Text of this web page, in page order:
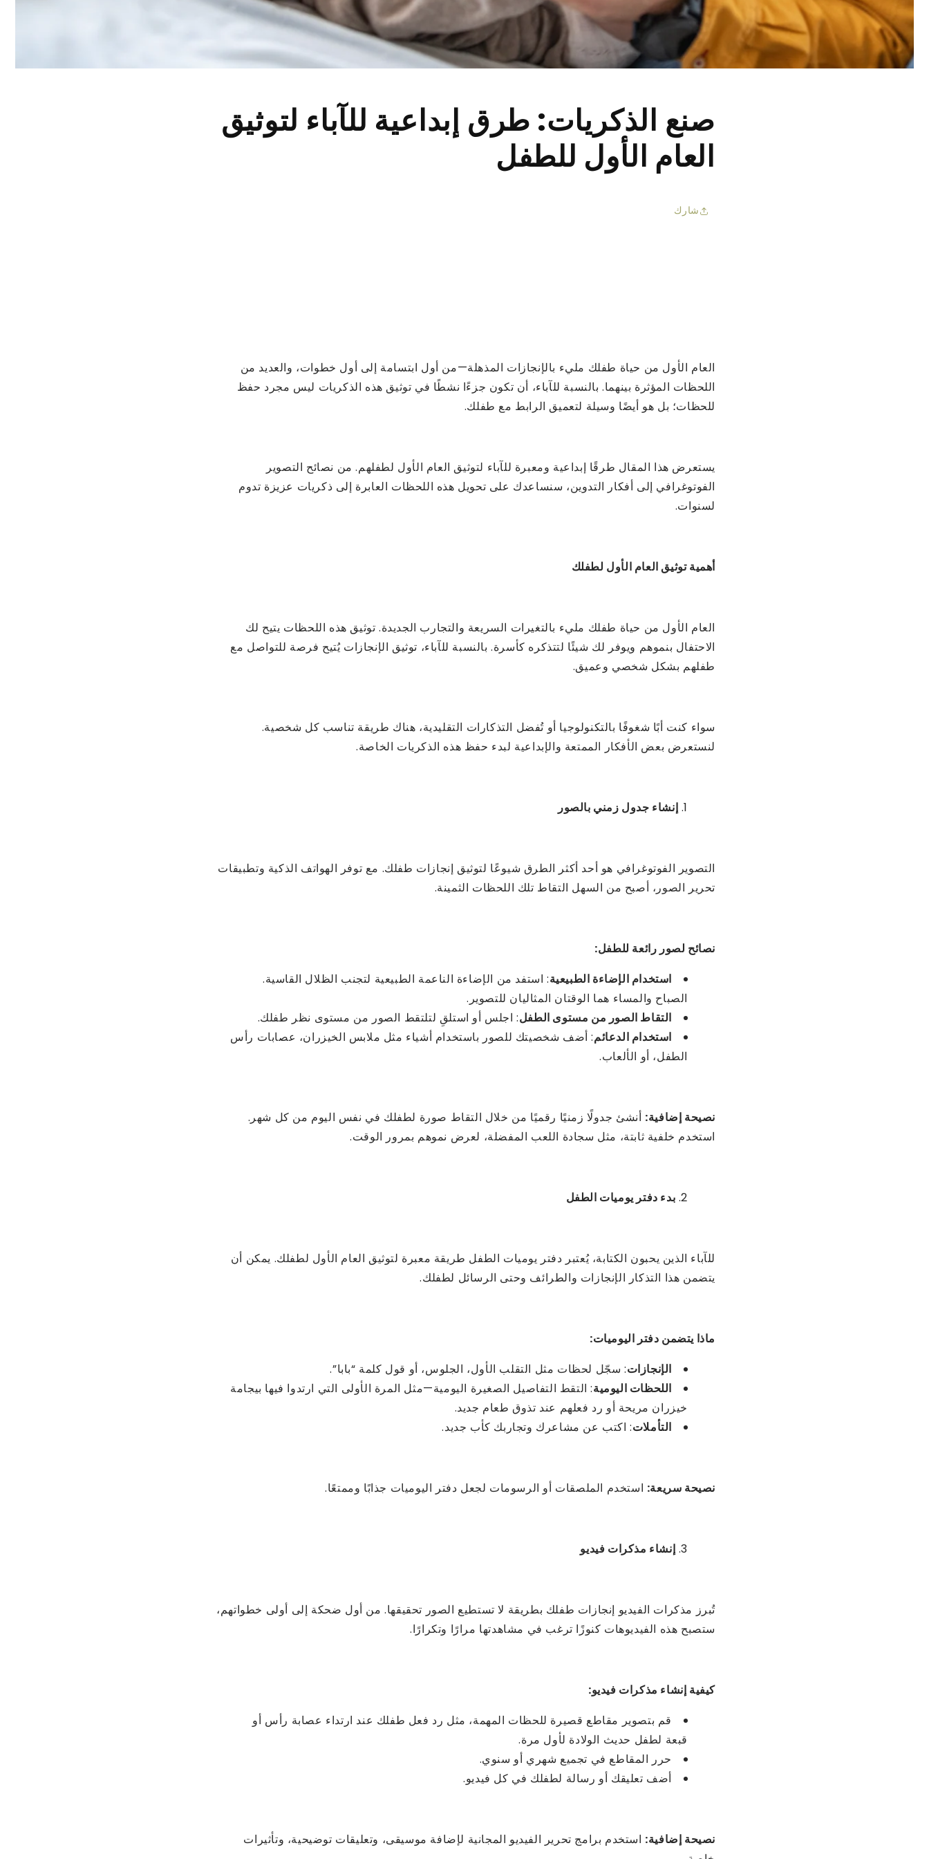
صنع الذكريات: طرق إبداعية للآباء لتوثيق
العام الأول للطفل
شارك
العام الأول من حياة طفلك مليء بالإنجازات المذهلة—من أول ابتسامة إلى أول خطوات، والعديد من
اللحظات المؤثرة بينهما. بالنسبة للآباء، أن تكون جزءًا نشطًا في توثيق هذه الذكريات ليس مجرد حفظ
للحظات؛ بل هو أيضًا وسيلة لتعميق الرابط مع طفلك.
يستعرض هذا المقال طرقًا إبداعية ومعبرة للآباء لتوثيق العام الأول لطفلهم. من نصائح التصوير
الفوتوغرافي إلى أفكار التدوين، سنساعدك على تحويل هذه اللحظات العابرة إلى ذكريات عزيزة تدوم
لسنوات.
أهمية توثيق العام الأول لطفلك
العام الأول من حياة طفلك مليء بالتغيرات السريعة والتجارب الجديدة. توثيق هذه اللحظات يتيح لك
الاحتفال بنموهم ويوفر لك شيئًا لتتذكره كأسرة. بالنسبة للآباء، توثيق الإنجازات يُتيح فرصة للتواصل مع
طفلهم بشكل شخصي وعميق.
سواء كنت أبًا شغوفًا بالتكنولوجيا أو تُفضل التذكارات التقليدية، هناك طريقة تناسب كل شخصية.
لنستعرض بعض الأفكار الممتعة والإبداعية لبدء حفظ هذه الذكريات الخاصة.
إنشاء جدول زمني بالصور
التصوير الفوتوغرافي هو أحد أكثر الطرق شيوعًا لتوثيق إنجازات طفلك. مع توفر الهواتف الذكية وتطبيقات
تحرير الصور، أصبح من السهل التقاط تلك اللحظات الثمينة.
نصائح لصور رائعة للطفل:
استخدام الإضاءة الطبيعية: استفد من الإضاءة الناعمة الطبيعية لتجنب الظلال القاسية.
الصباح والمساء هما الوقتان المثاليان للتصوير.
التقاط الصور من مستوى الطفل: اجلس أو استلقِ لتلتقط الصور من مستوى نظر طفلك.
استخدام الدعائم: أضف شخصيتك للصور باستخدام أشياء مثل ملابس الخيزران، عصابات رأس
الطفل، أو الألعاب.
نصيحة إضافية: أنشئ جدولًا زمنيًا رقميًا من خلال التقاط صورة لطفلك في نفس اليوم من كل شهر.
استخدم خلفية ثابتة، مثل سجادة اللعب المفضلة، لعرض نموهم بمرور الوقت.
بدء دفتر يوميات الطفل
للآباء الذين يحبون الكتابة، يُعتبر دفتر يوميات الطفل طريقة معبرة لتوثيق العام الأول لطفلك. يمكن أن
يتضمن هذا التذكار الإنجازات والطرائف وحتى الرسائل لطفلك.
ماذا يتضمن دفتر اليوميات:
الإنجازات: سجّل لحظات مثل التقلب الأول، الجلوس، أو قول كلمة “بابا”.
اللحظات اليومية: التقط التفاصيل الصغيرة اليومية—مثل المرة الأولى التي ارتدوا فيها بيجامة
خيزران مريحة أو رد فعلهم عند تذوق طعام جديد.
التأملات: اكتب عن مشاعرك وتجاربك كأب جديد.
نصيحة سريعة: استخدم الملصقات أو الرسومات لجعل دفتر اليوميات جذابًا وممتعًا.
إنشاء مذكرات فيديو
تُبرز مذكرات الفيديو إنجازات طفلك بطريقة لا تستطيع الصور تحقيقها. من أول ضحكة إلى أولى خطواتهم،
ستصبح هذه الفيديوهات كنوزًا ترغب في مشاهدتها مرارًا وتكرارًا.
كيفية إنشاء مذكرات فيديو:
قم بتصوير مقاطع قصيرة للحظات المهمة، مثل رد فعل طفلك عند ارتداء عصابة رأس أو
قبعة لطفل حديث الولادة لأول مرة.
حرر المقاطع في تجميع شهري أو سنوي.
أضف تعليقك أو رسالة لطفلك في كل فيديو.
نصيحة إضافية: استخدم برامج تحرير الفيديو المجانية لإضافة موسيقى، وتعليقات توضيحية، وتأثيرات